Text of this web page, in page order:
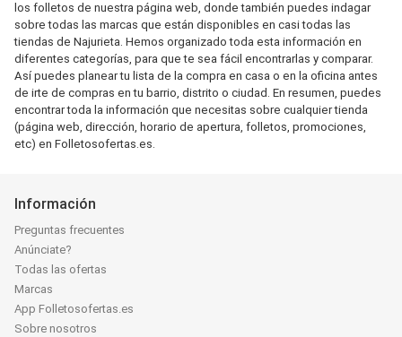
los folletos de nuestra página web, donde también puedes indagar
sobre todas las marcas que están disponibles en casi todas las
tiendas de Najurieta. Hemos organizado toda esta información en
diferentes categorías, para que te sea fácil encontrarlas y comparar.
Así puedes planear tu lista de la compra en casa o en la oficina antes
de irte de compras en tu barrio, distrito o ciudad. En resumen, puedes
encontrar toda la información que necesitas sobre cualquier tienda
(página web, dirección, horario de apertura, folletos, promociones,
etc) en Folletosofertas.es.
Información
Preguntas frecuentes
Anúnciate?
Todas las ofertas
Marcas
App Folletosofertas.es
Sobre nosotros